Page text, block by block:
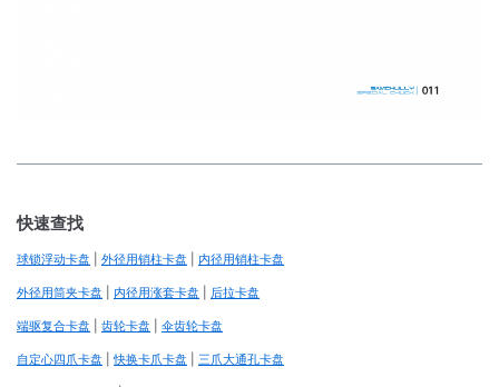
快速查找
球锁浮动卡盘 外径用销柱卡盘 内径用销柱卡盘
外径用筒夹卡盘 内径用涨套卡盘 后拉卡盘
端驱复合卡盘 齿轮卡盘 伞齿轮卡盘
自定心四爪卡盘 |快换卡爪卡盘 三爪大通孔卡盘